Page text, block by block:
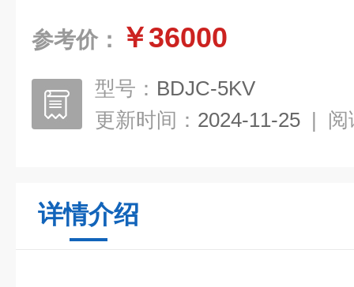
参考价： ￥36000
型号： BDJC-5KV
更新时间： 2024-11-25 | 阅
详情介绍